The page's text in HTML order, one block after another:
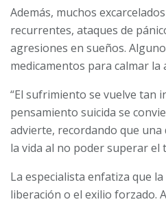
Además, muchos
recurrentes, ataques de
agresiones en sueños.
medicamentos para calmar la
“El sufrimiento se vuelve tan
pensamiento suicida se
advierte, recordando que una
la vida al no poder superar el
La especialista enfatiza que
liberación o el exilio forzado.